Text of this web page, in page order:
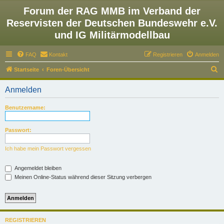
Forum der RAG MMB im Verband der
Reservisten der Deutschen Bundeswehr e.V.
und IG Militärmodellbau
FAQ Kontakt Anmelden
Registrieren
Startseite Foren-Übersicht
u
Anmelden
Benutzername:
Passwort:
Ich habe mein Passwort vergessen
Angemeldet bleiben
Meinen Online-Status während dieser Sitzung verbergen
REGISTRIEREN